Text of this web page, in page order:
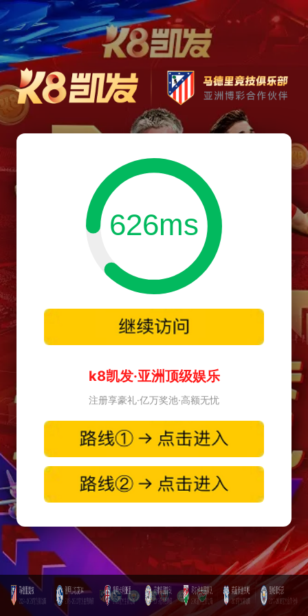
626ms
k8凯发·亚洲顶级娱乐
注册享豪礼·亿万奖池·高额无忧